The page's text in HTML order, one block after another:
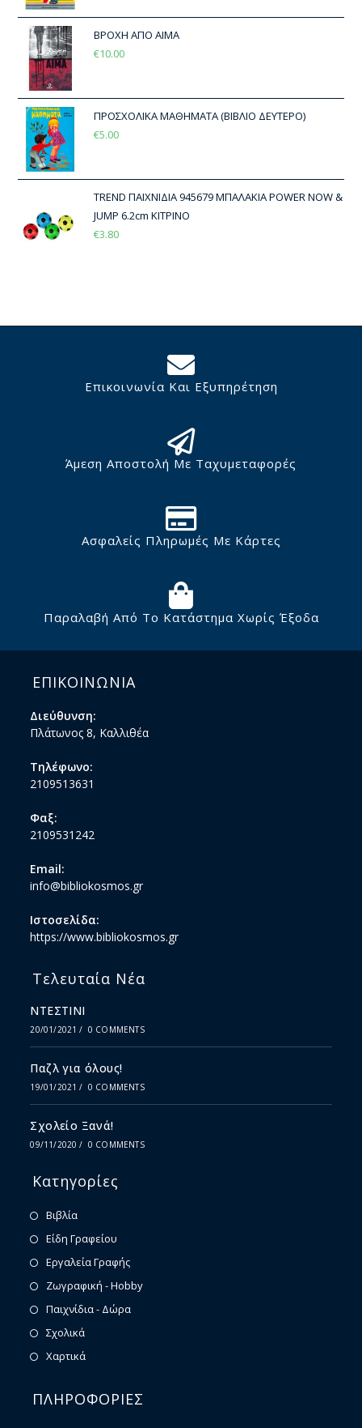
ΒΡΟΧΗ ΑΠΟ ΑΙΜΑ
€10.00
ΠΡΟΣΧΟΛΙΚΑ ΜΑΘΗΜΑΤΑ (ΒΙΒΛΙΟ ΔΕΥΤΕΡΟ)
€5.00
TREND ΠΑΙΧΝΙΔΙΑ 945679 ΜΠΑΛΑΚΙΑ POWER NOW &
JUMP 6.2cm ΚΙΤΡΙΝΟ
€3.80
Επικοινωνία Και Εξυπηρέτηση
Άμεση Αποστολή Με Ταχυμεταφορές
Ασφαλείς Πληρωμές Με Κάρτες
Παραλαβή Από Το Κατάστημα Χωρίς Έξοδα
ΕΠΙΚΟΙΝΩΝΙΑ
Διεύθυνση:
Πλάτωνος 8, Καλλιθέα
Τηλέφωνο:
2109513631
Φαξ:
2109531242
Email:
info@bibliokosmos.gr
Ιστοσελίδα:
https://www.bibliokosmos.gr
Τελευταία Νέα
ΝΤΕΣΤΙΝΙ
20/01/2021 / 0 COMMENTS
Παζλ για όλους!
19/01/2021 / 0 COMMENTS
Σχολείο Ξανά!
09/11/2020 / 0 COMMENTS
Κατηγορίες
Βιβλία
Είδη Γραφείου
Εργαλεία Γραφής
Ζωγραφική - Hobby
Παιχνίδια - Δώρα
Σχολικά
Χαρτικά
ΠΛΗΡΟΦΟΡΙΕΣ